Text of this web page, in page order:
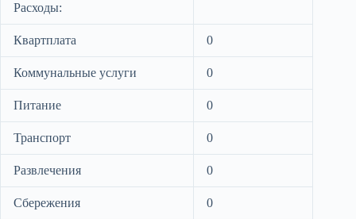
Расходы:
Квартплата 0
Коммунальные услуги 0
Питание 0
Транспорт 0
Развлечения 0
Сбережения
0